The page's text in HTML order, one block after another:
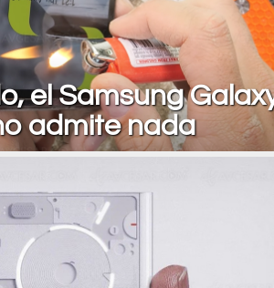
el Samsung
admite nada